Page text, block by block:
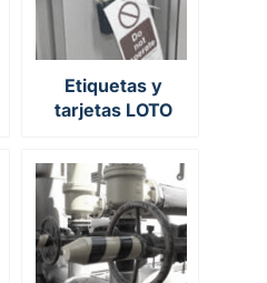
Etiquetas y
tarjetas LOTO